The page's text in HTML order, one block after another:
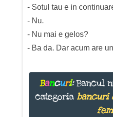
- Sotul tau e in
- Nu.
- Nu mai e gelos?
- Ba da. Dar acum are
Bancuri:Bancul
categoria bancuri